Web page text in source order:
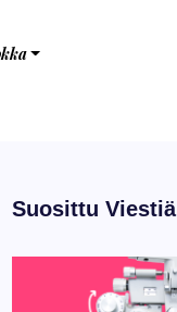
Suosittu Viestiä